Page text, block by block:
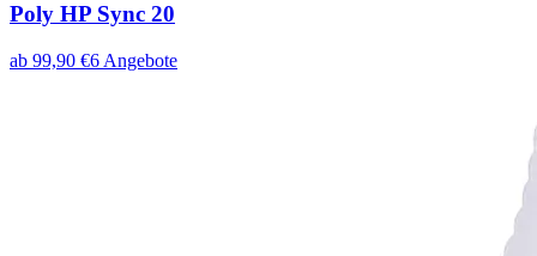
Poly HP Sync 20
ab 99,90 €6 Angebote